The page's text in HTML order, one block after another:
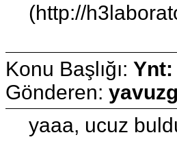
(http://
Konu Başlığı: Ynt:
Gönderen: yavuzg
yaaa, ucuz